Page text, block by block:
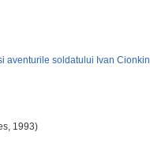
aventurile soldatului Ivan Cionkin
1993)